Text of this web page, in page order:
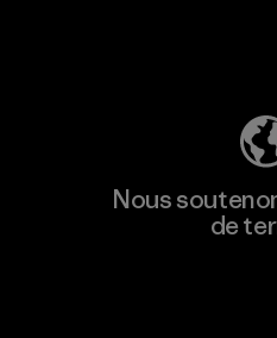
Nous
de